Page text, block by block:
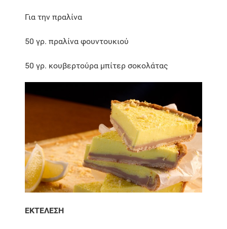
Για την πραλίνα
50 γρ. πραλίνα φουντουκιού
50 γρ. κουβερτούρα μπίτερ σοκολάτας
ΕΚΤΕΛΕΣΗ